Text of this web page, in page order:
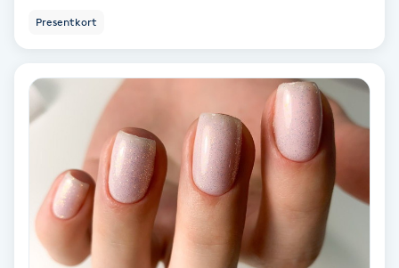
Pigmentbehandling
Pigmentfläckar
Plastikkirurgi
Powder brows
Presentkort